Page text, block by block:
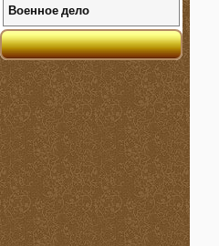
Военное дело